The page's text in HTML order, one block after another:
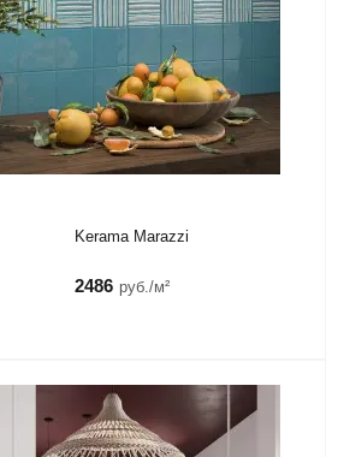
Kerama Marazzi
2486 руб./м²